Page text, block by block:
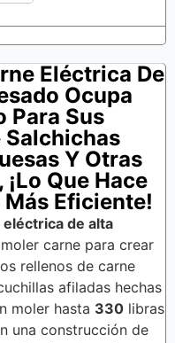
Eléctrica De
Ocupa
Para Sus
Salchichas
Y Otras
¡lo Que Hace
Más Eficiente!
de alta
carne para crear
rellenos de carne
afiladas hechas
moler hasta 330 libras
una construcción de